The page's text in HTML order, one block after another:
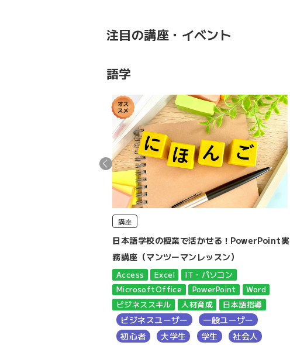
注目の講座・イベント
語学
講座
日本語学校の授業で活かせる！PowerPoint実
務講座（マンツーマンレッスン）
Access Excel
IT・パソコン
MicrosoftOffice
PowerPoint
Word
ビジネススキル
人材育成 日本語指導
ビジネスユーザー
一般ユーザー
初心者
大学生 学生 社会人